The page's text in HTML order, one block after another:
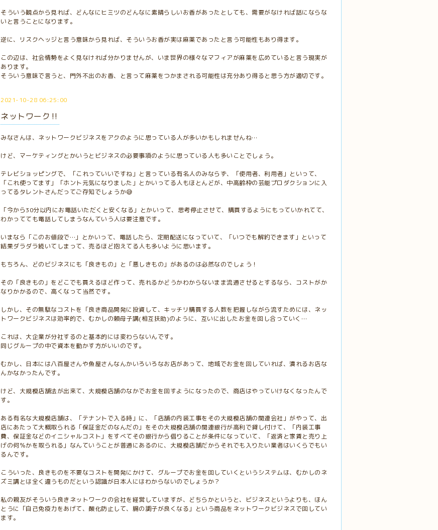
そういう観点から見れば、どんなにヒミツのどんなに素晴らしいお香があったとしても、需要がなければ話にならな
いと言うことになります。
逆に、リスクヘッジと言う意味から見れば、そういうお香が実は麻薬であったと言う可能性もあり得ます。
この辺は、社会情勢をよく見なければ分かりませんが、いま世界の様々なマフィアが麻薬を広めていると言う現実が
あります。
そういう意味で言うと、門外不出のお香、と言って麻薬をつかまされる可能性は充分あり得ると思う方が適切です。
2021-10-28 06:25:00
ネットワーク‼️
みなさんは、ネットワークビジネスをアクのように思っている人が多いかもしれませんね…
けど、マーケティングとかいうとビジネスの必要事項のように思っている人も多いことでしょう。
テレビショッピングで、「これっていいですね」と言っている有名人のみならず、「使用者、利用者」といって、
「これ使ってます」「ホント元気になりました」とかいってる人もほとんどが、中高齢枠の芸能プロダクションに入
ってるタレントさんだってご存知でしょうか😅
「今から30分以内にお電話いただくと安くなる」とかいって、思考停止させて、購買するようにもっていかれてて、
わかってても電話してしまうなんていう人は要注意です。
いまなら「このお値段で…」とかいって、電話したら、定期配送になっていて、「いつでも解約できます」といって
結果ダラダラ続いてしまって、売るほど抱えてる人も多いように思います。
もちろん、どのビジネスにも「良きもの」と「悪しきもの」があるのは必然なのでしょう！
その「良きもの」をどこでも買えるほど作って、売れるかどうかわからないまま流通させるとするなら、コストがか
なりかかるので、高くなって当然です。
しかし、その無駄なコストを「良き商品開発に投資して、キッチリ購買する人数を把握しながら流すためには、ネッ
トワークビジネスは効率的で、むかしの頼母子講(相互扶助)のように、互いに出したお金を回し合っていく…
これは、大企業が分社するのと基本的には変わらないんです。
同じグループの中で資本を動かす方がいいのです。
むかし、日本には八百屋さんや魚屋さんなんかいろいろなお店があって、地域でお金を回していれば、潰れるお店な
んかなかったんです。
けど、大規模店舗法が出来て、大規模店舗のなかでお金を回すようになったので、商店はやっていけなくなったんで
す。
ある有名な大規模店舗は、「テナントで入る時」に、「店舗の内装工事をその大規模店舗の関連会社」がやって、出
店にあたって大概取られる「保証金だのなんだの」をその大規模店舗の関連銀行が高利で貸し付けて、「内装工事
費、保証金などのイニシャルコスト」をすべてその銀行から借りることが条件になっていて、「返済と家賃と売り上
げの何％かを取られる」なんていうことが普通にあるのに、大規模店舗だからそれでも入りたい業者はいくらでもい
るんです。
こういった、良きものを不要なコストを開発にかけて、グループでお金を回していくというシステムは、むかしのネ
ズミ講とは全く違うものだという認識が日本人にはわからないのでしょうか？
私の親友がそういう良きネットワークの会社を経営していますが、どちらかというと、ビジネスというよりも、ほん
とうに「自己免疫力をあげて、酸化防止して、腸の調子が良くなる」という商品をネットワークビジネスで回してい
ます。